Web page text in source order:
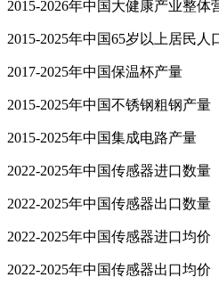
2015-2026年中国大健康产业整体
2015-2025年中国65岁以上居民人
2017-2025年中国保温杯产量
2015-2025年中国不锈钢粗钢产量
2015-2025年中国集成电路产量
2022-2025年中国传感器进口数量
2022-2025年中国传感器出口数量
2022-2025年中国传感器进口均价
2022-2025年中国传感器出口均价